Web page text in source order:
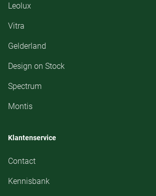
Leolux
Vitra
Gelderland
Design on Stock
Spectrum
Montis
Klantenservice
Contact
Kennisbank